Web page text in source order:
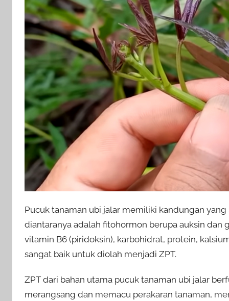
Pucuk tanaman ubi jalar memiliki kandungan
diantaranya adalah fitohormon berupa auksin dan
vitamin B6 (piridoksin), karbohidrat, protein,
sangat baik untuk diolah menjadi ZPT.
ZPT dari bahan utama pucuk tanaman ubi jalar
merangsang dan memacu perakaran tanaman,